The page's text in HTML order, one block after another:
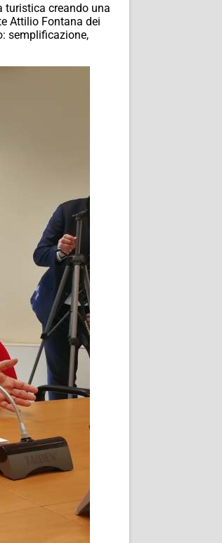
turistica creando una
Attilio Fontana dei
semplificazione,